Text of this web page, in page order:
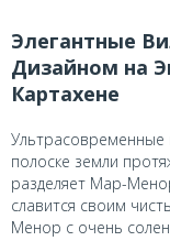
Элегантные
Дизайном на
Картахене
Ультрасовременные
полоске земли
разделяет Мар-
славится своим
Менор с очень